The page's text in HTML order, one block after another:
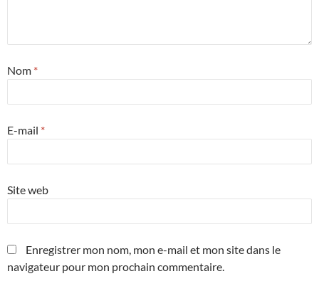
Nom *
E-mail *
Site web
Enregistrer mon nom, mon e-mail et mon site dans le
navigateur pour mon prochain commentaire.